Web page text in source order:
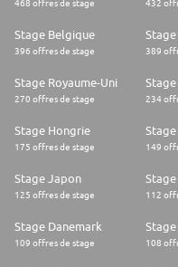
468 offres de stage 432
Stage Belgique
396 offres de stage 389
Stage Royaume-Uni
270 offres de stage
Stage
234
Stage Hongrie
175 offres de stage 149
Stage Japon
125 offres de stage 112
Stage Danemark
109 offres de stage 108